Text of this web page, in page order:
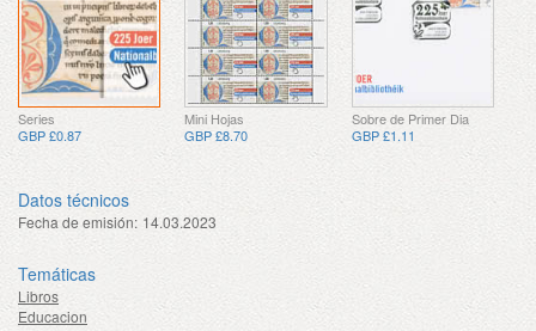
Series
GBP £0.87
Mini Hojas
GBP £8.70
Sobre de Primer Dia
GBP £1.11
Datos técnicos
Fecha de emisión: 14.03.2023
Temáticas
Libros
Educacion